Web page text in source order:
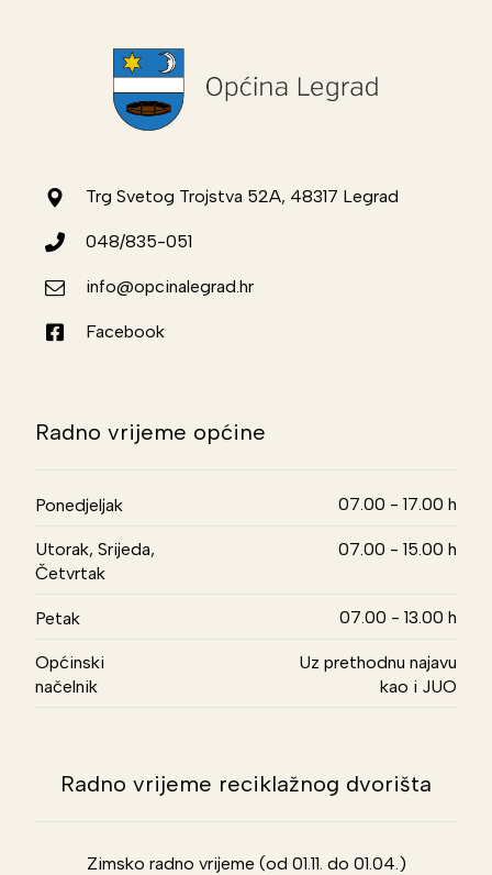
Trg Svetog Trojstva 52A, 48317 Legrad
048/835-051
info@opcinalegrad.hr
Facebook
Radno vrijeme općine
Ponedjeljak 07.00 - 17.00 h
Utorak, Srijeda,
Četvrtak
07.00 - 15.00 h
Petak 07.00 - 13.00 h
Općinski
načelnik
Uz prethodnu najavu
kao i JUO
Radno vrijeme reciklažnog dvorišta
Zimsko radno vrijeme (od 01.11. do 01.04.)